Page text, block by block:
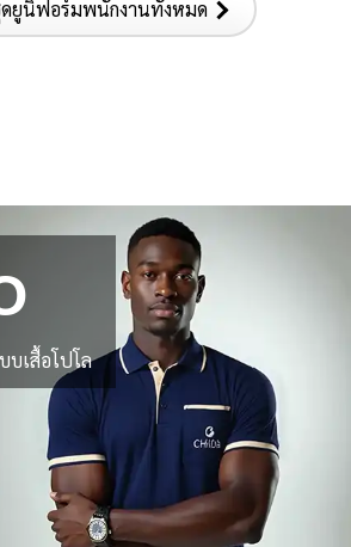
ยูนิฟอร์มพนักงานทั้งหมด
บเสื้อโปโล